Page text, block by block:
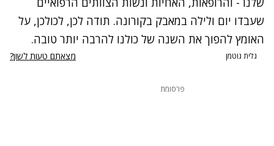
שעבדו יום ולילה במאבק בקורונה. תודה לכן, לכולכן, על
האומץ להפוך את השנה של כולנו להרבה יותר טובה.
גלית גוטמן מצאתם טעות לשון?
פרסומת